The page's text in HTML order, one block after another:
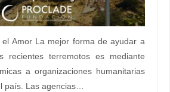
el Amor La mejor forma de ayudar a
recientes terremotos es mediante
a organizaciones humanitarias
país. Las agencias…